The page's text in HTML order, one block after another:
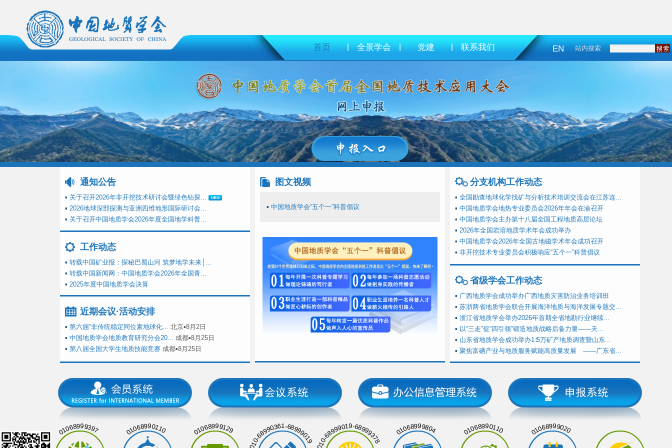
首页 | 全景学会 | 党建 | 联系我们 EN 站内搜索
通知公告
▪ 关于召开2026年非开挖技术研讨会暨绿色钻探...
▪ 2026地球深部探测与亚洲四维地形国际研讨会...
▪ 关于召开中国地质学会2026年度全国地学科普...
工作动态
▪ 转载中国矿业报：探秘巴蜀山河 筑梦地学未来│...
▪ 转载中国新闻网：中国地质学会2026年全国青...
▪ 2025年度中国地质学会决算
近期会议·活动安排
▪ 第六届“非传统稳定同位素地球化... 北京▪8月2日
▪ 中国地质学会地质教育研究分会20... 成都▪8月25日
▪ 第八届全国大学生地质技能竞赛 成都▪8月25日
图文视频
▪ 中国地质学会“五个一”科普倡议
分支机构工作动态
▪ 全国勘查地球化学找矿与分析技术培训交流会在江苏连...
▪ 中国地质学会地热专业委员会2026年年会在渝召开
▪ 中国地质学会主办第十八届全国工程地质高层论坛
▪ 2026年全国岩溶地质学术年会成功举办
▪ 中国地质学会2026年全国古地磁学术年会成功召开
▪ 非开挖技术专业委员会积极响应“五个一”科普倡议
省级学会工作动态
▪ 广西地质学会成功举办广西地质灾害防治业务培训班
▪ 苏浙两省地质学会联合开展海洋地质与海洋发展专题交...
▪ 浙江省地质学会举办2026年首期全省地勘行业继续...
▪ 以“三走”促“四引领”锻造地质战略后备力量——天...
▪ 山东省地质学会成功举办1∶5万矿产地质调查暨山东...
▪ 聚焦富硒产业与地质服务赋能高质量发展 ——广东省...
01068999397 01068990110 01068999129 010-68990361-68999019 010-68999019-68999378 01068999804 01068990110 01068999020